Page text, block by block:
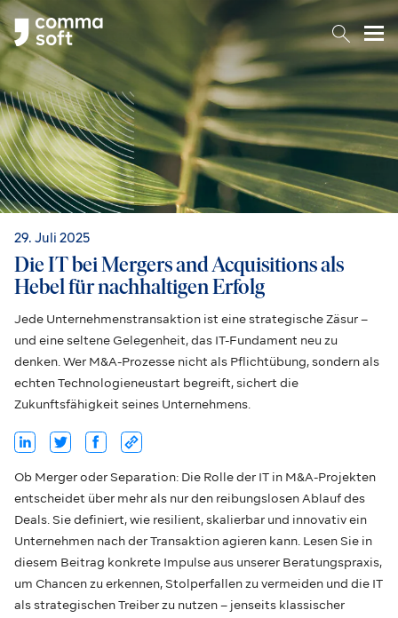
29. Juli 2025
Die IT bei Mergers and Acquisitions als
Hebel für nachhaltigen Erfolg
Jede Unternehmenstransaktion ist eine strategische Zäsur –
und eine seltene Gelegenheit, das IT-Fundament neu zu
denken. Wer M&A-Prozesse nicht als Pflichtübung, sondern als
echten Technologieneustart begreift, sichert die
Zukunftsfähigkeit seines Unternehmens.
Ob Merger oder Separation: Die Rolle der IT in M&A-Projekten
entscheidet über mehr als nur den reibungslosen Ablauf des
Deals. Sie definiert, wie resilient, skalierbar und innovativ ein
Unternehmen nach der Transaktion agieren kann. Lesen Sie in
diesem Beitrag konkrete Impulse aus unserer Beratungspraxis,
um Chancen zu erkennen, Stolperfallen zu vermeiden und die IT
als strategischen Treiber zu nutzen – jenseits klassischer